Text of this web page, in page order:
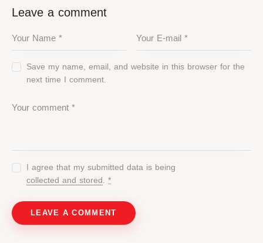
Leave a comment
Save my name, email, and website in this browser for the
next time I comment.
I agree that my submitted data is being
collected and stored.*